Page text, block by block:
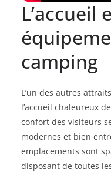
L’accueil
camping
L’un des autres
l’accueil chaleureux
confort des visiteurs
modernes et bien
emplacements sont
disposant de toutes